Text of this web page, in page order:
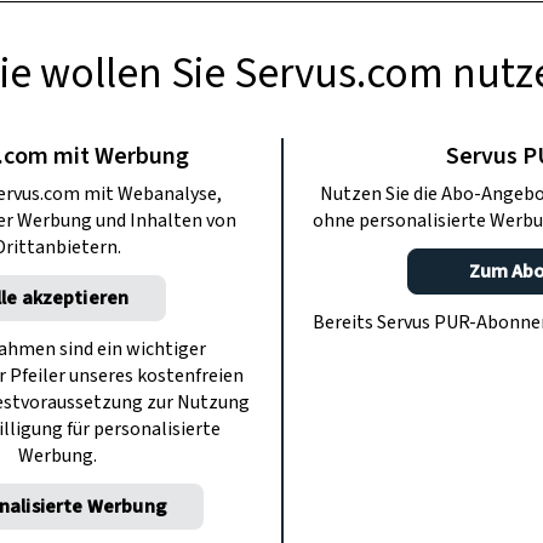
KÜCHE
aus „Zu
Küchen“
„Zu Gast in fremden Küchen“ und
besucht. Gemeinsam haben sie
mit Buchweizen ohne Zucker
wollen Sie Servus.com
mit Werbung
mit Webanalyse,
Werbung und Inhalten von
akzeptieren
sind ein wichtiger
unseres kostenfreien
zur Nutzung
für personalisierte
Werbung.
Werbung
Servus
Nutzen Sie die Abo-
ohne personalisierte
Zum
Bereits Servus PUR-